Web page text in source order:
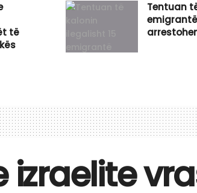
të
Tentuan
izraelite